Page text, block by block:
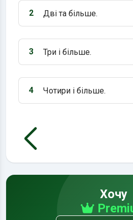
Варіант 2:
2 Дві та більше.
Варіант 3:
3 Три і більше.
Варіант 4:
4 Чотири і більше.
Хочу